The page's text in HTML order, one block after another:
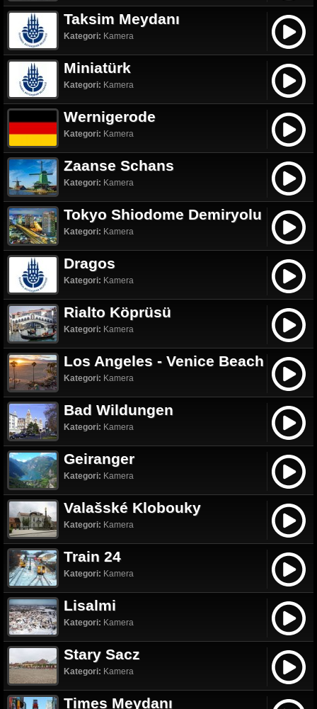
Taksim Meydanı
Kategori: Kamera
Miniatürk
Kategori: Kamera
Wernigerode
Kategori: Kamera
Zaanse Schans
Kategori: Kamera
Tokyo Shiodome Demiryolu
Kategori: Kamera
Dragos
Kategori: Kamera
Rialto Köprüsü
Kategori: Kamera
Los Angeles - Venice Beach
Kategori: Kamera
Bad Wildungen
Kategori: Kamera
Geiranger
Kategori: Kamera
Valašské Klobouky
Kategori: Kamera
Train 24
Kategori: Kamera
Lisalmi
Kategori: Kamera
Stary Sacz
Kategori: Kamera
Times Meydanı